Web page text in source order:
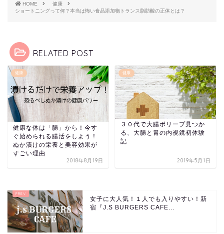
HOME
健康
ショートニングって何？本当は怖い食品添加物トランス脂肪酸の正体とは？
RELATED POST
健康
健康な体は「腸」から！今す
ぐ始められる腸活をしよう！
ぬか漬けの栄養と美容効果が
すごい理由
2018年8月19日
健康
３０代で大腸ポリープ見つか
る、大腸と胃の内視鏡初体験
記
2019年5月1日
女子に大人気！１人でも入りやすい！新
宿『J.S BURGERS CAFE...